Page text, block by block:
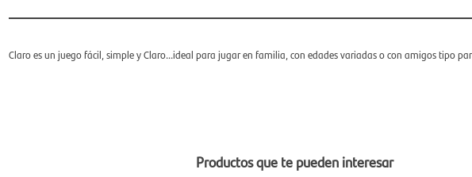
Claro es un juego fácil, simple y Claro...ideal para jugar en familia, con edades variadas o con amigos tipo
Productos que te pueden interesar